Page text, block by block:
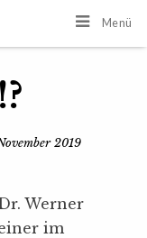
Menü
2019
Werner
im